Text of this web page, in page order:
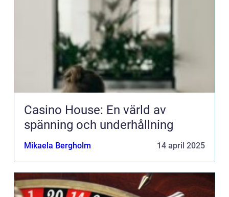
Casino House: En värld av
spänning och underhållning
Mikaela Bergholm 14 april 2025